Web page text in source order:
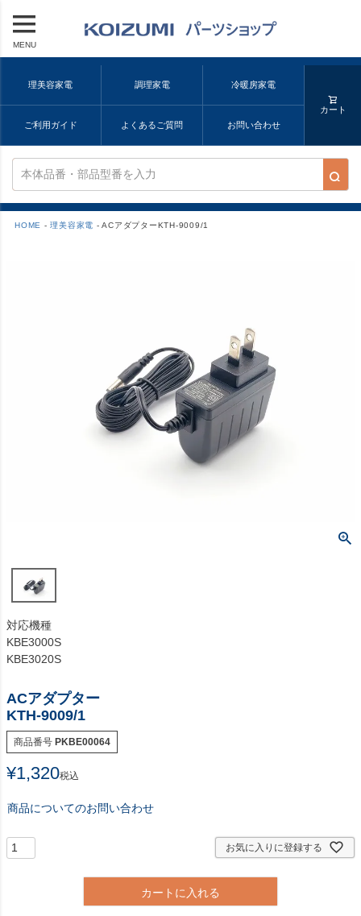
MENU
理美容家電 調理家電 冷暖房家電
ご利用ガイド よくあるご質問 お問い合わせ
カート
HOME 理美容家電 ACアダプターKTH-9009/1
対応機種
KBE3000S
KBE3020S
ACアダプター
KTH-9009/1
商品番号 PKBE00064
¥1,320税込
商品についてのお問い合わせ
お気に入りに登録する
カートに入れる